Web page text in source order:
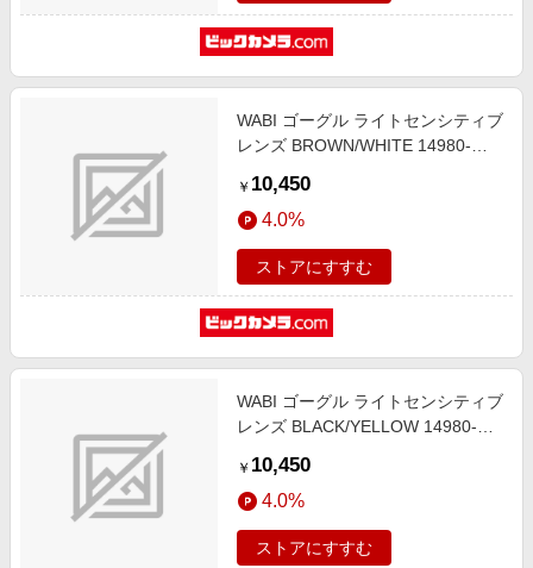
WABI ゴーグル ライトセンシティブ
レンズ BROWN/WHITE 14980-
￥ 10,450
4.0%
ストアにすすむ
WABI ゴーグル ライトセンシティブ
レンズ BLACK/YELLOW 14980-
￥ 10,450
4.0%
ストアにすすむ